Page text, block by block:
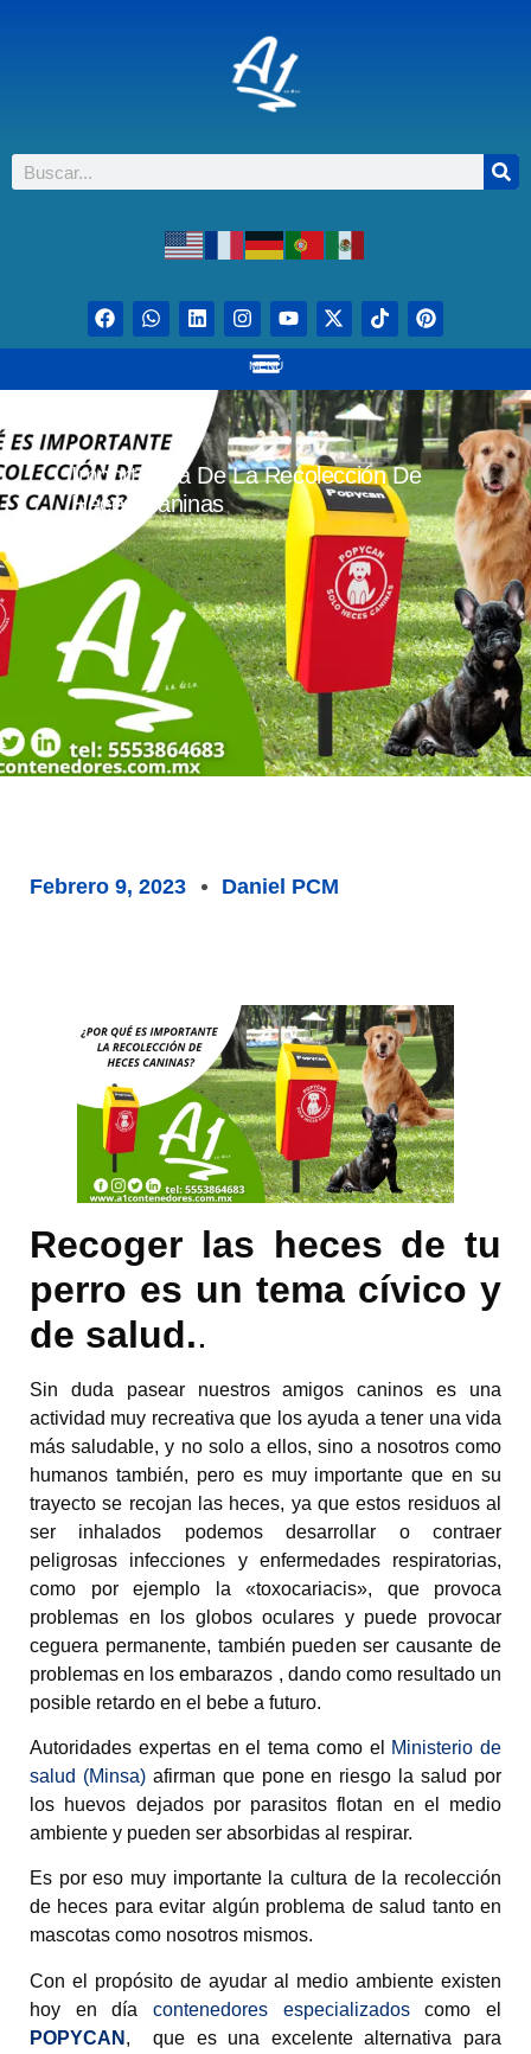
MENÚ
Importancia De La Recolección De
Heces Caninas
Febrero 9, 2023 Daniel PCM
Recoger las heces de tu
perro es un tema cívico y
de salud..
Sin duda pasear nuestros amigos caninos es una
actividad muy recreativa que los ayuda a tener una vida
más saludable, y no solo a ellos, sino a nosotros como
humanos también, pero es muy importante que en su
trayecto se recojan las heces, ya que estos residuos al
ser inhalados podemos desarrollar o contraer
peligrosas infecciones y enfermedades respiratorias,
como por ejemplo la «toxocariacis», que provoca
problemas en los globos oculares y puede provocar
ceguera permanente, también pueden ser causante de
problemas en los embarazos , dando como resultado un
posible retardo en el bebe a futuro.
Autoridades expertas en el tema como el
Ministerio de
salud (Minsa) afirman que pone en riesgo la salud por
los huevos dejados por parasitos flotan en el medio
ambiente y pueden ser absorbidas al respirar.
Es por eso muy importante la cultura de la recolección
de heces para evitar algún problema de salud tanto en
mascotas como nosotros mismos.
Con el propósito de ayudar al medio ambiente existen
hoy en día contenedores especializadoscomo el
POPYCAN , que es una excelente alternativa para